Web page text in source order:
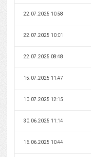
22.07.2025 10:58
22.07.2025 10:01
22.07.2025 08:48
15.07.2025 11:47
10.07.2025 12:15
30.06.2025 11:14
16.06.2025 10:44